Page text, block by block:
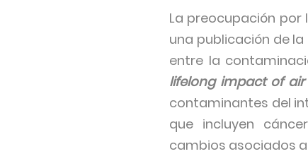
La preocupación
una publicación de
entre la
lifelong impact of
contaminantes del
que incluyen
cambios asociados